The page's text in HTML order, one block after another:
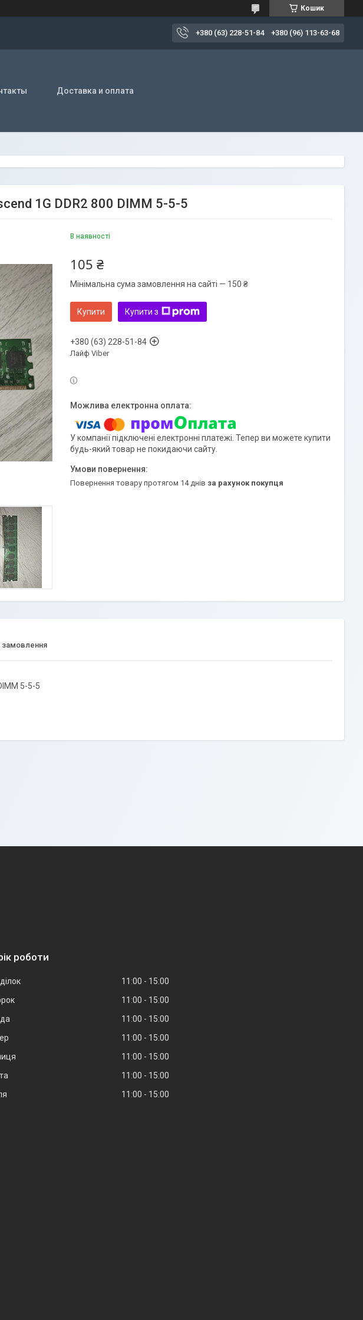
Кошик
+380 (63) 228-51-84 +380 (96) 113-63-68
Доставка и оплата
1G DDR2 800 DIMM 5-5-5
В наявності
105 ₴
Мінімальна сума замовлення на сайті — 150 ₴
Купити Купити з
+380 (63) 228-51-84
Лайф Viber
У компанії підключені електронні платежі. Тепер ви можете купити
будь-який товар не покидаючи сайту.
повернення товару протягом 14 днів за рахунок покупця
замовлення
5-5-5
роботи
11:00
15:00
11:00
15:00
11:00
15:00
11:00
15:00
11:00
15:00
11:00
15:00
11:00 15:00